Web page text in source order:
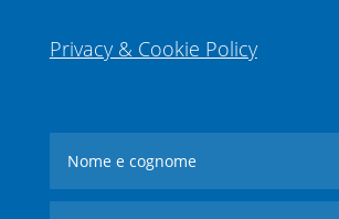
Privacy & Cookie Policy